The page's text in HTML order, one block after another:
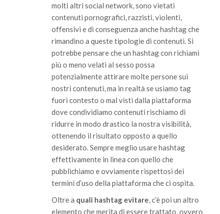
molti altri social network, sono vietati
contenuti pornografici, razzisti, violenti,
offensivi e di conseguenza anche hashtag che
rimandino a queste tipologie di contenuti. Si
potrebbe pensare che un hashtag con richiami
più o meno velati al sesso possa
potenzialmente attirare molte persone sui
nostri contenuti, ma in realtà se usiamo tag
fuori contesto o mal visti dalla piattaforma
dove condividiamo contenuti rischiamo di
ridurre in modo drastico la nostra visibilità,
ottenendo il risultato opposto a quello
desiderato. Sempre meglio usare hashtag
effettivamente in linea con quello che
pubblichiamo e ovviamente rispettosi dei
termini d’uso della piattaforma che ci ospita.
Oltre a quali hashtag evitare, c’è poi un altro
elemento che merita di essere trattato, ovvero